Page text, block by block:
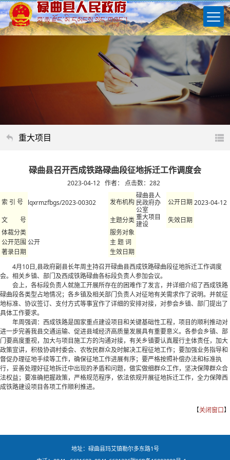
重大项目
​碌曲县召开西成铁路碌曲段征地拆迁工作调度会
2023-04-12 作者： 点击数： 282
索 引 号 lqxrmzfbgs/2023-00302 发布机构
碌曲县人
民政府办
公室
公开日期 2023-04-12
文 号 主题分类 重大项目
建设
失效日期
体裁分类
服务对象
公开范围 公开
主 题 词
著录日期
生效日期
4月10日,县政府副县长年周主持召开碌曲县西成铁路碌曲段征地拆迁工作调度
会。相关乡镇、部门及西成铁路碌曲各标段负责人参加会议。
会上，各标段负责人就施工开展所存在的困难作了发言，并详细介绍了西成铁路
碌曲段各类型占地情况；各乡镇及相关部门负责人对征地有关需求作了说明。并就征
地标准、协议签订、支付方式等事宜作了详细的安排对接，对参会乡镇、部门提出了
具体工作要求。
年周强调：西成铁路是国家重点建设项目和关键基础性工程，项目的顺利推动对
进一步完善我县交通运输、促进县域经济高质量发展具有重要意义。各参会乡镇、部
门要高度重视，加大与项目施工方的沟通对接，有关乡镇要认真履行主体责任，加大
政策宣讲，积极协调村委会、农牧民群众及时解决工程征地工作；要加强业务指导和
督促办理征地手续等工作，确保征地工作进展有序；要严格按照补偿办法和标准执
行，妥善处理好征地拆迁中出现的矛盾和问题，做实做细群众工作，坚决保障群众合
法权益；要准确把握政策，严格规范程序，依法依规开展征地拆迁工作，全力保障西
成铁路建设项目各项工作顺利推进。
【关闭窗口】
地址：碌曲县玛艾镇勒尔多东路1号